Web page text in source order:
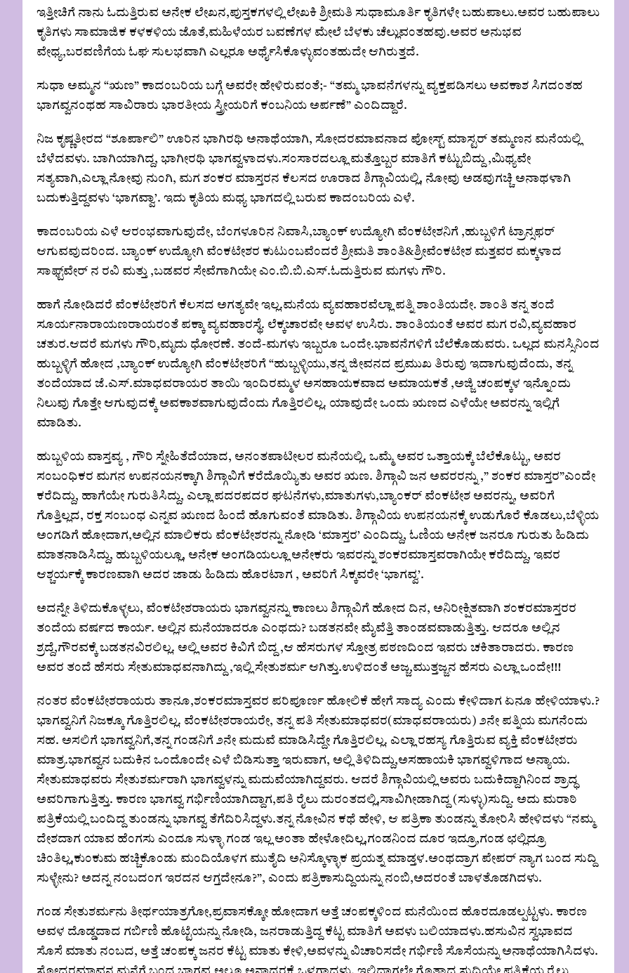
ಇತ್ತೀಚಿಗೆ ನಾನು ಓದುತ್ತಿರುವ ಅನೇಕ ಲೇಖನ,ಪುಸ್ತಕಗಳಲ್ಲಿ ಲೇಖಕಿ ಶ್ರೀಮತಿ ಸುಧಾಮೂರ್ತಿ ಕೃತಿಗಳೇ ಬಹುಪಾಲು.ಅವರ ಬಹುಪಾಲು
ಕೃತಿಗಳು ಸಾಮಾಜಿಕ ಕಳಕಳಿಯ ಜೊತೆ,ಮಹಿಳೆಯರ ಬವಣೆಗಳ ಮೇಲೆ ಬೆಳಕು ಚೆಲ್ಲುವಂತಹವು.ಅವರ ಅನುಭವ
ವೇಧ್ಯ,ಬರವಣಿಗೆಯ ಓಘ ಸುಲಭವಾಗಿ ಎಲ್ಲರೂ ಅರ್ಥೈಸಿಕೊಳ್ಳುವಂತಹುದೇ ಆಗಿರುತ್ತದೆ.
ಸುಧಾ ಅಮ್ಮನ “ಋಣ” ಕಾದಂಬರಿಯ ಬಗ್ಗೆ ಅವರೇ ಹೇಳಿರುವಂತೆ;- “ತಮ್ಮ ಭಾವನೆಗಳನ್ನು ವ್ಯಕ್ತಪಡಿಸಲು ಅವಕಾಶ ಸಿಗದಂತಹ
ಭಾಗವ್ವನಂಥಹ ಸಾವಿರಾರು ಭಾರತೀಯ ಸ್ತ್ರೀಯರಿಗೆ ಕಂಬನಿಯ ಅರ್ಪಣೆ” ಎಂದಿದ್ದಾರೆ.
ನಿಜ ಕೃಷ್ಣತೀರದ “ಶೂರ್ಪಾಲಿ” ಊರಿನ ಭಾಗಿರಥಿ ಅನಾಥೆಯಾಗಿ, ಸೋದರಮಾವನಾದ ಪೋಸ್ಟ್ ಮಾಸ್ಟರ್ ತಮ್ಮಣನ ಮನೆಯಲ್ಲಿ
ಬೆಳೆದವಳು. ಬಾಗಿಯಾಗಿದ್ದ, ಭಾಗೀರಥಿ ಭಾಗವ್ವಳಾದಳು.ಸಂಸಾರದಲ್ಲೂ ಮತ್ತೊಬ್ಬರ ಮಾತಿಗೆ ಕಟ್ಟುಬಿದ್ದು ,ಮಿಥ್ಯವೇ
ಸತ್ಯವಾಗಿ,ಎಲ್ಲಾ ನೋವು ನುಂಗಿ, ಮಗ ಶಂಕರ ಮಾಸ್ತರನ ಕೆಲಸದ ಊರಾದ ಶಿಗ್ಗಾವಿಯಲ್ಲಿ, ನೋವು ಅಡವುಗಚ್ಚಿ ಅನಾಥಳಾಗಿ
ಬದುಕುತ್ತಿದ್ದವಳು ‘ಭಾಗವ್ವಾ’. ಇದು ಕೃತಿಯ ಮಧ್ಯ ಭಾಗದಲ್ಲಿ ಬರುವ ಕಾದಂಬರಿಯ ಎಳೆ.
ಕಾದಂಬರಿಯ ಎಳೆ ಆರಂಭವಾಗುವುದೇ, ಬೆಂಗಳೂರಿನ ನಿವಾಸಿ,ಬ್ಯಾಂಕ್ ಉದ್ಯೋಗಿ ವೆಂಕಟೇಶನಿಗೆ ,ಹುಬ್ಬಳಿಗೆ ಟ್ರಾನ್ಸಫರ್
ಆಗುವವುದರಿಂದ. ಬ್ಯಾಂಕ್ ಉದ್ಯೋಗಿ ವೆಂಕಟೇಶರ ಕುಟುಂಬವೆಂದರೆ ಶ್ರೀಮತಿ ಶಾಂತಿ&ಶ್ರೀವೆಂಕಟೇಶ‌ ಮತ್ತವರ ಮಕ್ಕಳಾದ
ಸಾಫ್ಟ್‌ವೇರ್ ನ ರವಿ ಮತ್ತು ,ಬಡವರ ಸೇವೆಗಾಗಿಯೇ ಎಂ.ಬಿ.ಬಿ.ಎಸ್.ಓದುತ್ತಿರುವ ಮಗಳು ಗೌರಿ.
ಹಾಗೆ ನೋಡಿದರೆ ವೆಂಕಟೇಶರಿಗೆ ಕೆಲಸದ ಅಗತ್ಯವೇ ಇಲ್ಲ.ಮನೆಯ ವ್ಯವಹಾರವೆಲ್ಲಾ ಪತ್ನಿ ಶಾಂತಿಯದೇ. ಶಾಂತಿ ತನ್ನ ತಂದೆ
ಸೂರ್ಯನಾರಾಯಣರಾಯರಂತೆ ಪಕ್ಕಾ ವ್ಯವಹಾರಸ್ಥೆ. ಲೆಕ್ಕಚಾರವೇ ಅವಳ ಉಸಿರು‌. ಶಾಂತಿಯಂತೆ ಅವರ ಮಗ ರವಿ,‌ವ್ಯವಹಾರ
ಚತುರ.ಆದರೆ ಮಗಳು ಗೌರಿ,ಮೃದು ಧೋರಣೆ. ತಂದೆ-ಮಗಳು ಇಬ್ಬರೂ ಒಂದೇ.ಭಾವನೆಗಳಿಗೆ ಬೆಲೆಕೊಡುವರು. ಒಲ್ಲದ ಮನಸ್ಸಿನಿಂದ
ಹುಬ್ಬಳ್ಳಿಗೆ ಹೋದ ,ಬ್ಯಾಂಕ್ ಉದ್ಯೋಗಿ ವೆಂಕಟೇಶರಿಗೆ “ಹುಬ್ಬಳ್ಳಿಯು,ತನ್ನ ಜೀವನದ ಪ್ರಮುಖ ತಿರುವು ಇದಾಗುವುದೆಂದು, ತನ್ನ
ತಂದೆಯಾದ ಜೆ.ಎಸ್.ಮಾಧವರಾಯರ ತಾಯಿ ಇಂದಿರಮ್ಮಳ‌ ಅಸಹಾಯಕವಾದ ಅಮಾಯಕತೆ ,ಅಜ್ಜಿ ಚಂಪಕ್ಕಳ ಇನ್ನೊಂದು
ನಿಲುವು ಗೊತ್ತೇ ಆಗುವುದಕ್ಕೆ ಅವಕಾಶವಾಗುವುದೆಂದು ಗೊತ್ತಿರಲಿಲ್ಲ. ಯಾವುದೇ ಒಂದು ಋಣದ ಎಳೆಯೇ ಅವರನ್ನು ಇಲ್ಲಿಗೆ
ಮಾಡಿತು.
ಹುಬ್ಬಳಿಯ ವಾಸ್ತವ್ಯ , ಗೌರಿ ಸ್ನೇಹಿತೆದೆಯಾದ, ಅನಂತಪಾಟೀಲರ ಮನೆಯಲ್ಲಿ. ಒಮ್ಮೆ ಅವರ ಒತ್ತಾಯಕ್ಕೆ ಬೆಲೆಕೊಟ್ಟು, ಅವರ
ಸಂಬಂಧಿಕರ ಮಗನ ಉಪನಯನಕ್ಕಾಗಿ ಶಿಗ್ಗಾವಿಗೆ ಕರೆದೊಯ್ಯಿತು ಅವರ ಋಣ. ಶಿಗ್ಗಾವಿ ಜನ ಅವರರನ್ನು ,” ಶಂಕರ ಮಾಸ್ತರ”ಎಂದೇ
ಕರೆದಿದ್ದು, ಹಾಗೆಯೇ ಗುರುತಿಸಿದ್ದು, ಎಲ್ಲಾ ಪದರ‌ಪದರ ಘಟನೆಗಳು,ಮಾತುಗಳು,ಬ್ಯಾಂಕರ್ ವೆಂಕಟೇಶ ಅವರನ್ನು, ಅವರಿಗೆ
ಗೊತ್ತಿಲ್ಲದ, ರಕ್ತ ಸಂಬಂಧ ಎನ್ನವ ಋಣದ ಹಿಂದೆ ಹೊಗುವಂತೆ ಮಾಡಿತು. ಶಿಗ್ಗಾವಿಯ ಉಪನಯನಕ್ಕೆ ಉಡುಗೊರೆ ಕೊಡಲು,ಬೆಳ್ಳಿಯ
ಅಂಗಡಿಗೆ ಹೋದಾಗ,ಅಲ್ಲಿನ ಮಾಲಿಕರು ವೆಂಕಟೇಶರನ್ನು ನೋಡಿ ‘ಮಾಸ್ತರ’ ಎಂದಿದ್ದು, ಓಣಿಯ ಅನೇಕ ಜನರೂ ಗುರುತು ಹಿಡಿದು
ಮಾತನಾಡಿಸಿದ್ದು, ಹುಬ್ಬಳಿಯಲ್ಲೂ, ಅನೇಕ‌ ಅಂಗಡಿಯಲ್ಲೂ ಅನೇಕರು ಇವರನ್ನು ಶಂಕರಮಾಸ್ತವರಾಗಿಯೇ ಕರೆದಿದ್ದು, ಇವರ
ಆಶ್ಚರ್ಯಕ್ಕೆ ಕಾರಣವಾಗಿ ಅದರ ಜಾಡು ಹಿಡಿದು ಹೊರಟಾಗ , ಅವರಿಗೆ ಸಿಕ್ಕವರೇ ‘ಭಾಗವ್ವ’.
ಅದನ್ನೇ ತಿಳಿದುಕೊಳ್ಳಲು, ವೆಂಕಟೇಶರಾಯರು ಭಾಗವ್ವನನ್ನು ಕಾಣಲು ಶಿಗ್ಗಾವಿಗೆ ಹೋದ ದಿನ, ಅನಿರೀಕ್ಷಿತವಾಗಿ ಶಂಕರಮಾಸ್ತರರ
ತಂದೆಯ ವರ್ಷದ ಕಾರ್ಯ. ಅಲ್ಲಿನ ಮನೆಯಾದರೂ ಎಂಥದು? ಬಡತನವೇ ಮೈವೆತ್ತಿ ತಾಂಡವವಾಡುತ್ತಿತ್ತು‌. ಆದರೂ ಅಲ್ಲಿನ
ಶ್ರದ್ದೆ,ಗೌರವಕ್ಕೆ ಬಡತನವಿರಲಿಲ್ಲ. ಅಲ್ಲಿ ಅವರ ಕಿವಿಗೆ ಬಿದ್ದ ,ಆ ಹೆಸರುಗಳ ಸ್ತೋತ್ರ ಪಠಣದಿಂದ ಇವರು ಚಕಿತಾರಾದರು. ಕಾರಣ
ಅವರ ತಂದೆ ಹೆಸರು‌ ಸೇತುಮಾಧವನಾಗಿದ್ದು ,ಇಲ್ಲಿ ಸೇತುಶರ್ಮ ಆಗಿತ್ತು.ಉಳಿದಂತೆ ಅಜ್ಜ,ಮುತ್ತಜ್ಜನ ಹೆಸರು ಎಲ್ಲಾ ಒಂದೇ!!!
ನಂತರ ವೆಂಕಟೇಶರಾಯರು ತಾನೂ,ಶಂಕರಮಾಸ್ತವರ ಪರಿಪೂರ್ಣ ಹೋಲಿಕೆ ಹೇಗೆ ಸಾದ್ಯ ಎಂದು ಕೇಳಿದಾಗ ಏನೂ ಹೇಳಿಯಾಳು.?
ಭಾಗವ್ವನಿಗೆ ನಿಜಕ್ಕೂ ಗೊತ್ತಿರಲಿಲ್ಲ. ವೆಂಕಟೇಶರಾಯರೇ, ತನ್ನ ಪತಿ ಸೇತುಮಾಧವರ(ಮಾಧವರಾಯರು) ೨ನೇ ಪತ್ನಿಯ ಮಗನೆಂದು
ಸಹ. ಅಸಲಿಗೆ ಭಾಗವ್ವನಿಗೆ,ತನ್ನ ಗಂಡನಿಗೆ ೨ನೇ ಮದುವೆ ಮಾಡಿಸಿದ್ದೇ ಗೊತ್ತಿರಲಿಲ್ಲ. ಎಲ್ಲಾ ರಹಸ್ಯ ಗೊತ್ತಿರುವ ವ್ಯಕ್ತಿ ವೆಂಕಟೇಶರು
ಮಾತ್ರ‌.ಭಾಗವ್ವನ ಬದುಕಿನ ಒಂದೊಂದೇ ಎಳೆ ಬಿಡಿಸುತ್ತಾ ಇರುವಾಗ, ಅಲ್ಲಿ ತಿಳಿದಿದ್ದು,ಅಸಹಾಯಕಿ ಭಾಗವ್ವಳಿಗಾದ ಅನ್ಯಾಯ.
ಸೇತುಮಾಧವರು ಸೇತುಶರ್ಮರಾಗಿ ಭಾಗವ್ವಳನ್ನು ಮದುವೆಯಾಗಿದ್ದವರು. ಆದರೆ ಶಿಗ್ಗಾವಿಯಲ್ಲಿ ಅವರು ಬದುಕಿದ್ದಾಗಿನಿಂದ ಶ್ರಾದ್ಧ
ಅವರಿಗಾಗುತ್ತಿತ್ತು. ಕಾರಣ ಭಾಗವ್ವ ಗರ್ಭಿಣಿಯಾಗಿದ್ದಾಗ,ಪತಿ ರೈಲು ದುರಂತದಲ್ಲಿ,ಸಾವಿಗೀಡಾಗಿದ್ದ (ಸುಳ್ಳು)ಸುದ್ದಿ. ಅದು ಮರಾಠಿ
ಪತ್ರಿಕೆಯಲ್ಲಿ ಬಂದಿದ್ದ ತುಂಡನ್ನು ಭಾಗವ್ವ ತೆಗೆದಿರಿಸಿದ್ದಳು.ತನ್ನ ನೋವಿನ‌ ಕಥೆ ಹೇಳಿ, ಆ ಪತ್ರಿಕಾ ತುಂಡನ್ನು ತೋರಿಸಿ ಹೇಳಿದಳು “ನಮ್ಮ
ದೇಶದಾಗ ಯಾವ ಹೆಂಗಸು ಎಂದೂ ಸುಳ್ಳಾ ಗಂಡ ಇಲ್ಲ ಅಂತಾ ಹೇಳೋದಿಲ್ಲ,ಗಂಡನಿಂದ ದೂರ ಇದ್ರೂ,ಗಂಡ ಛಲ್ಲಿದ್ರೂ
ಚಿಂತಿಲ್ಲ,ಕುಂಕುಮ ಹಚ್ಚಿಕೊಂಡು ಮಂದಿಯೊಳಗ ಮುತೈದಿ ಅನಿಸ್ಕೊಳ್ಳಾಕ ಪ್ರಯತ್ನ ಮಾಡ್ತಳ.ಅಂಥದ್ರಾಗ ಪೇಪರ್ ನ್ಯಾಗ ಬಂದ ಸುದ್ದಿ
ಸುಳ್ಳೇನು? ಅದನ್ನ ನಂಬದಂಗ ಇರದನ ಆಗ್ತದೇನೂ?”, ಎಂದು ಪತ್ರಿಕಾಸುದ್ದಿಯನ್ನು ನಂಬಿ,ಅದರಂತೆ ಬಾಳತೊಡಗಿದಳು.
ಗಂಡ ಸೇತುಶರ್ಮನು ತೀರ್ಥಯಾತ್ರಗೋ,ಪ್ರವಾಸಕ್ಕೋ ಹೋದಾಗ ಅತ್ತೆ ಚಂಪಕ್ಕಳಿಂದ ಮನೆಯಿಂದ ಹೊರದೂಡಲ್ಪಟ್ಟಳು. ಕಾರಣ
ಅವಳ ದೊಡ್ಡದಾದ ಗರ್ಬಿಣಿ ಹೊಟ್ಟೆಯನ್ನು‌ ನೋಡಿ, ಜನರಾಡುತ್ತಿದ್ದ ಕೆಟ್ಟ ಮಾತಿಗೆ ಅವಳು‌ ಬಲಿಯಾದಳು.ಹಸುವಿನ ಸ್ವಭಾವದ
ಸೊಸೆ ಮಾತು ನಂಬದ, ಅತ್ತೆ ಚಂಪಕ್ಕ ಜನರ ಕೆಟ್ಟ ಮಾತು ಕೇಳಿ,ಅವಳನ್ನು ವಿಚಾರಿಸದೇ ಗರ್ಭಿಣಿ ಸೊಸೆಯನ್ನು ಅನಾಥೆಯಾಗಿಸಿದಳು.